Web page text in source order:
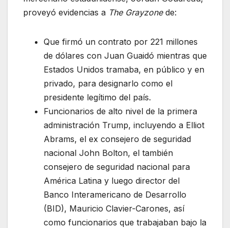
proveyó evidencias a The Grayzonede:
Que firmó un contrato por 221 millones
de dólares con Juan Guaidó mientras que
Estados Unidos tramaba, en público y en
privado, para designarlo como el
presidente legítimo del país.
Funcionarios de alto nivel de la primera
administración Trump, incluyendo a Elliot
Abrams, el ex consejero de seguridad
nacional John Bolton, el también
consejero de seguridad nacional para
América Latina y luego director del
Banco Interamericano de Desarrollo
(BID), Mauricio Clavier-Carones, así
como funcionarios que trabajaban bajo la